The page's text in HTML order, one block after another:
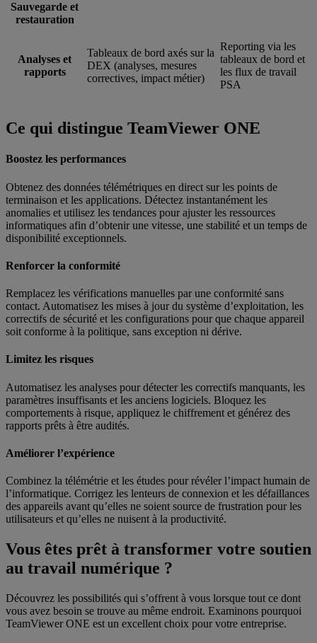
Sauvegarde et
restauration
Analyses et
rapports
Tableaux de bord axés sur la
DEX (analyses, mesures
correctives, impact métier)
Reporting via les
tableaux de bord et
les flux de travail
PSA
Ce qui distingue TeamViewer ONE
Boostez les performances
Obtenez des données télémétriques en direct sur les points de
terminaison et les applications. Détectez instantanément les
anomalies et utilisez les tendances pour ajuster les ressources
informatiques afin d’obtenir une vitesse, une stabilité et un temps de
disponibilité exceptionnels.
Renforcer la conformité
Remplacez les vérifications manuelles par une conformité sans
contact. Automatisez les mises à jour du système d’exploitation, les
correctifs de sécurité et les configurations pour que chaque appareil
soit conforme à la politique, sans exception ni dérive.
Limitez les risques
Automatisez les analyses pour détecter les correctifs manquants, les
paramètres insuffisants et les anciens logiciels. Bloquez les
comportements à risque, appliquez le chiffrement et générez des
rapports prêts à être audités.
Améliorer l’expérience
Combinez la télémétrie et les études pour révéler l’impact humain de
l’informatique. Corrigez les lenteurs de connexion et les défaillances
des appareils avant qu’elles ne soient source de frustration pour les
utilisateurs et qu’elles ne nuisent à la productivité.
Vous êtes prêt à transformer votre soutien
au travail numérique ?
Découvrez les possibilités qui s’offrent à vous lorsque tout ce dont
vous avez besoin se trouve au même endroit. Examinons pourquoi
TeamViewer ONE est un excellent choix pour votre entreprise.